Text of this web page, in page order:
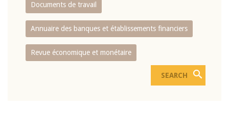
Documents de travail
Annuaire des banques et établissements financiers
Revue économique et monétaire